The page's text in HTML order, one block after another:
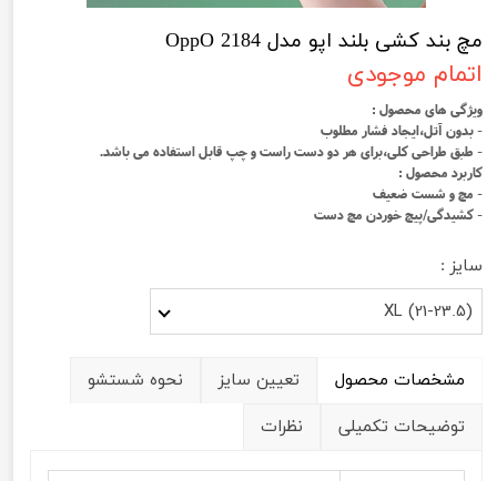
مچ بند كشی بلند اپو مدل OppO 2184
اتمام موجودی
ویژگی های محصول :
- بدون آتل،ایجاد فشار مطلوب
- طبق طراحی کلی،برای هر دو دست راست و چپ قابل استفاده می باشد.
کاربرد محصول :
- مچ و شست ضعیف
- کشیدگی/پیچ خوردن مچ دست
سایز :
XL (21-23.5)
مشخصات محصول تعیین سایز
نحوه شستشو
توضیحات تکمیلی
نظرات